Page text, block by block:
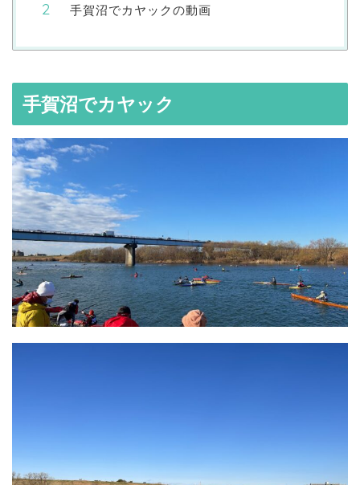
手賀沼でカヤックの動画
手賀沼でカヤック